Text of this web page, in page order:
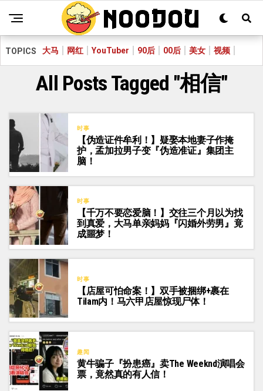
TOPICS 大马 网红 YouTuber 90后 00后 美女 视频
All Posts Tagged "相信"
时事
【伪造证件牟利！】疑娶本地妻子作掩
护，孟加拉男子变『伪造准证』集团主
脑！
时事
【千万不要恋爱脑！】交往三个月以为找
到真爱，大马单亲妈妈『闪婚外劳男』竟
成噩梦！
时事
【店屋可怕命案！】双手被捆绑+裹在
Tilam内！马六甲店屋惊现尸体！
趣闻
黄牛骗子『扮患癌』卖The Weeknd演唱会
票，竟然真的有人信！